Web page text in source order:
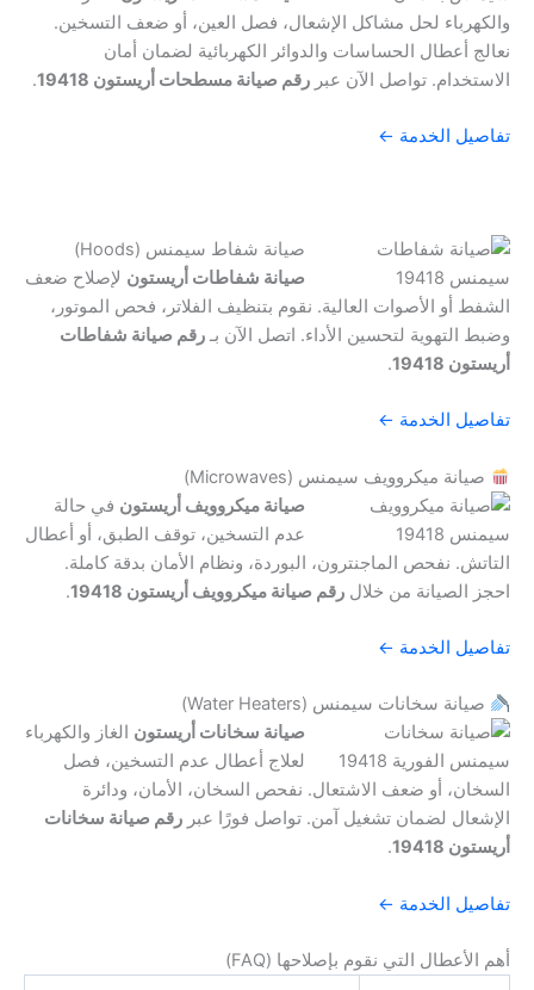
والكهرباء لحل مشاكل الإشعال، فصل العين، أو ضعف التسخين.
نعالج أعطال الحساسات والدوائر الكهربائية لضمان أمان
الاستخدام. تواصل الآن عبر رقم صيانة مسطحات أريستون 19418 .
تفاصيل الخدمة ←
صيانة شفاط سيمنس (Hoods)
صيانة شفاطات أريستون لإصلاح ضعف
الشفط أو الأصوات العالية. نقوم بتنظيف الفلاتر، فحص الموتور،
وضبط التهوية لتحسين الأداء. اتصل الآن بـ رقم صيانة شفاطات
أريستون 19418
.
تفاصيل الخدمة ←
صيانة ميكروويف سيمنس (Microwaves)
صيانة ميكروويف أريستون في حالة
عدم التسخين، توقف الطبق، أو أعطال
التاتش. نفحص الماجنترون، البوردة، ونظام الأمان بدقة كاملة.
احجز الصيانة من خلال رقم صيانة ميكروويف أريستون 19418 .
تفاصيل الخدمة ←
صيانة سخانات سيمنس (Water Heaters)
صيانة سخانات أريستون الغاز والكهرباء
لعلاج أعطال عدم التسخين، فصل
السخان، أو ضعف الاشتعال. نفحص السخان، الأمان، ودائرة
الإشعال لضمان تشغيل آمن. تواصل فورًا عبر رقم صيانة سخانات
أريستون 19418
.
تفاصيل الخدمة ←
أهم الأعطال التي نقوم بإصلاحها (FAQ)